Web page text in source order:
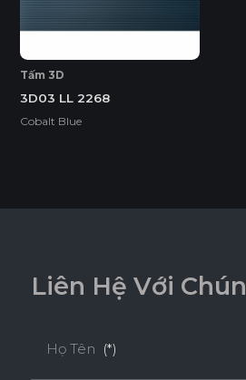
Tấm 3D
3D03 LL 2268
Cobalt Blue
Liên Hệ Với Chún
Họ Tên (*)